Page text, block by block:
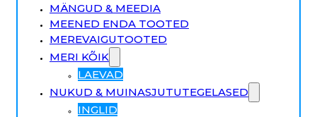
MÄNGUD & MEEDIA
MEENED ENDA TOOTED
MEREVAIGUTOOTED
MERI KÕIK
LAEVAD
NUKUD & MUINASJUTUTEGELASED
INGLID